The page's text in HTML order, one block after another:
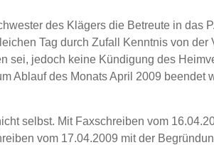
des Klägers die Betreute in das
Tag durch Zufall Kenntnis von der
sei, jedoch keine Kündigung des
Ablauf des Monats April 2009 beendet
selbst. Mit Faxschreiben vom
vom 17.04.2009 mit der